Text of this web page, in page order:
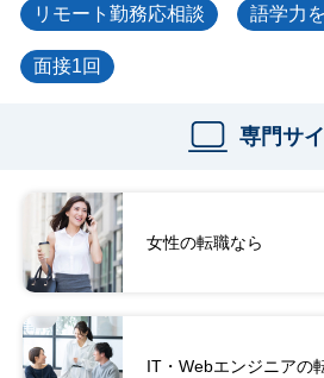
リモート勤務応相談 語学力
面接1回
専門サ
女性の転職なら
IT・Webエンジニアの